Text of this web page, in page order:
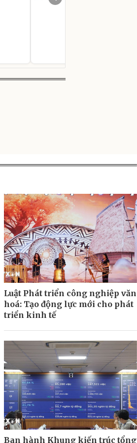
Luật Phát triển công nghiệp văn
hoá: Tạo động lực mới cho phát
triển kinh tế
Ban hành Khung kiến trúc tổng